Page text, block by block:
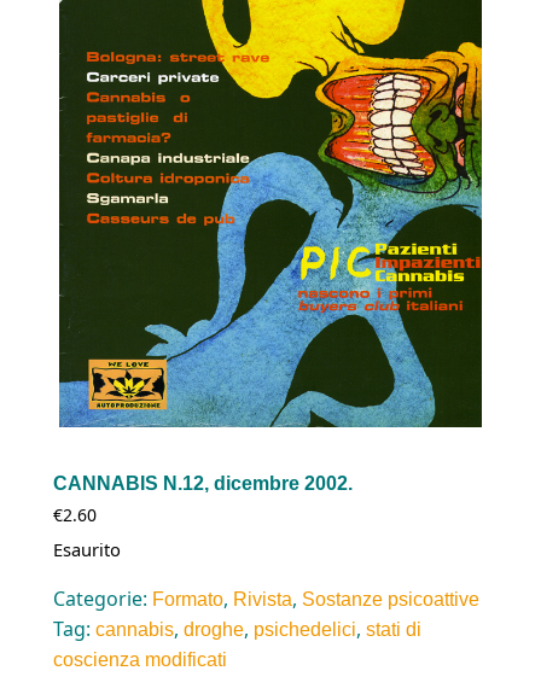
CANNABIS N.12, dicembre 2002.
€2.60
Esaurito
Categorie: Formato, Rivista, Sostanze psicoattive
Tag: cannabis, droghe, psichedelici, stati di
coscienza modificati